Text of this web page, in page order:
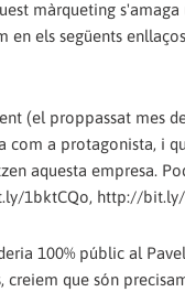
màrqueting
els següents
(el proppassat mes
a protagonista, i
aquesta empresa.
1bktCQo, http://bit.ly/
100% públic al
que són